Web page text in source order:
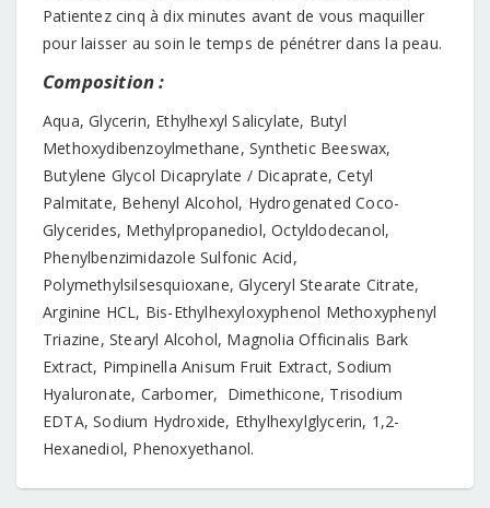
Patientez cinq à dix minutes avant de vous maquiller
pour laisser au soin le temps de pénétrer dans la peau.
Composition :
Aqua, Glycerin, Ethylhexyl Salicylate, Butyl
Methoxydibenzoylmethane, Synthetic Beeswax,
Butylene Glycol Dicaprylate / Dicaprate, Cetyl
Palmitate, Behenyl Alcohol, Hydrogenated Coco-
Glycerides, Methylpropanediol, Octyldodecanol,
Phenylbenzimidazole Sulfonic Acid,
Polymethylsilsesquioxane, Glyceryl Stearate Citrate,
Arginine HCL, Bis-Ethylhexyloxyphenol Methoxyphenyl
Triazine, Stearyl Alcohol, Magnolia Officinalis Bark
Extract, Pimpinella Anisum Fruit Extract, Sodium
Hyaluronate, Carbomer, Dimethicone, Trisodium
EDTA, Sodium Hydroxide, Ethylhexylglycerin, 1,2-
Hexanediol, Phenoxyethanol.